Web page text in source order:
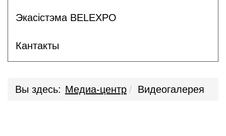
Экасістэма BELEXPO
Кантакты
Вы здесь: Медиа-центр Видеогалерея